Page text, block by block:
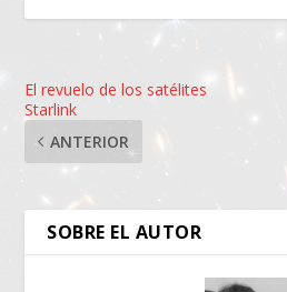
El revuelo de los satélites
Starlink
ANTERIOR
SOBRE EL AUTOR